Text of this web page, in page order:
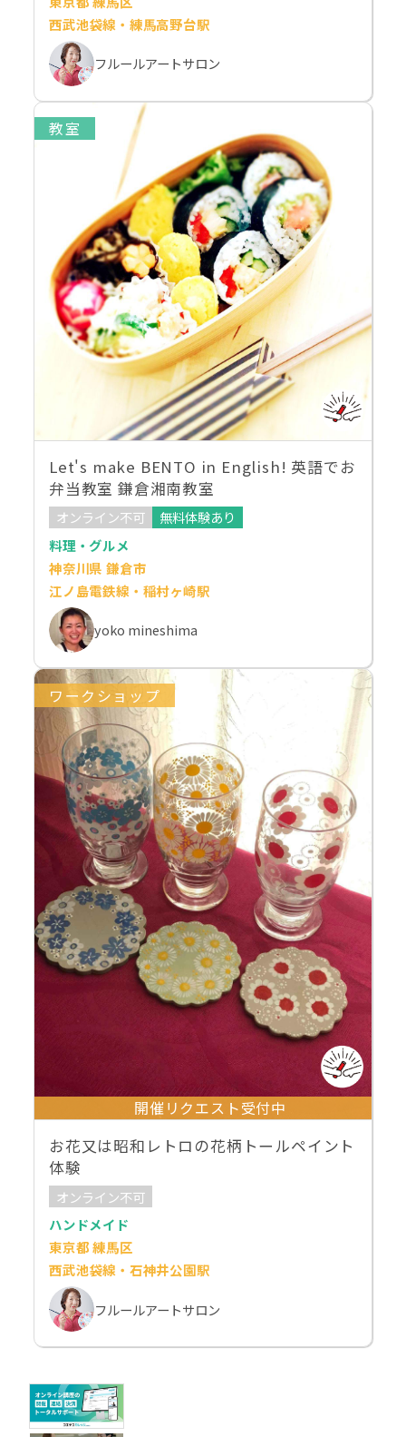
西武池袋線・練馬高野台駅
フルールアートサロン
教室
Let's make BENTO in English! 英語でお
弁当教室 鎌倉湘南教室
オンライン不可
無料体験あり
料理・グルメ
神奈川県 鎌倉市
江ノ島電鉄線・稲村ヶ崎駅
yoko mineshima
ワークショップ
開催リクエスト受付中
お花又は昭和レトロの花柄トールペイント
体験
オンライン不可
ハンドメイド
東京都 練馬区
西武池袋線・石神井公園駅
フルールアートサロン